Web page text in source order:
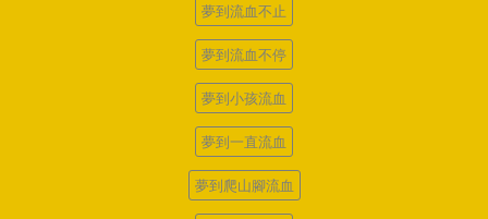
夢到流血不止
夢到流血不停
夢到小孩流血
夢到一直流血
夢到爬山腳流血